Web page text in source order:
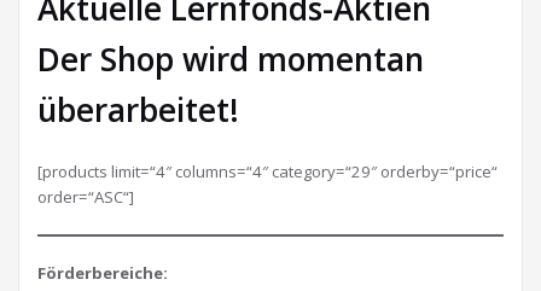
Der Shop wird momentan
überarbeitet!
[products limit=“4″ columns=“4″ category=“29″ orderby=“price“
order=“ASC“]
Förderbereiche: